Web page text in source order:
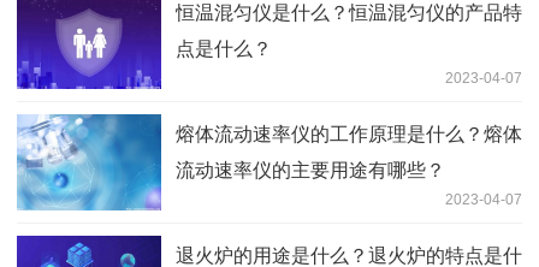
恒温混匀仪是什么？恒温混匀仪的产品特
点是什么？
2023-04-07
熔体流动速率仪的工作原理是什么？熔体
流动速率仪的主要用途有哪些？
2023-04-07
退火炉的用途是什么？退火炉的特点是什